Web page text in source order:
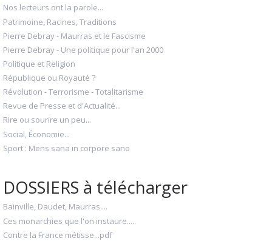
Nos lecteurs ont la parole...
Patrimoine, Racines, Traditions
Pierre Debray - Maurras et le Fascisme
Pierre Debray - Une politique pour l'an 2000
Politique et Religion
République ou Royauté ?
Révolution - Terrorisme - Totalitarisme
Revue de Presse et d'Actualité...
Rire ou sourire un peu...
Social, Économie...
Sport : Mens sana in corpore sano
DOSSIERS à télécharger
Bainville, Daudet, Maurras....
Ces monarchies que l'on instaure.....
Contre la France métisse...pdf